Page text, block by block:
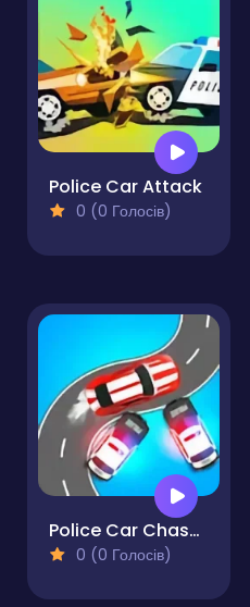
Police Car Attack
0 (0 Голосів)
Police Car Chase ZigZag Escape 3D Driving Game
0 (0 Голосів)